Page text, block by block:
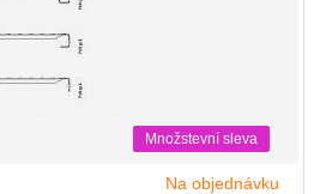
Množstevní sleva
Na objednávku